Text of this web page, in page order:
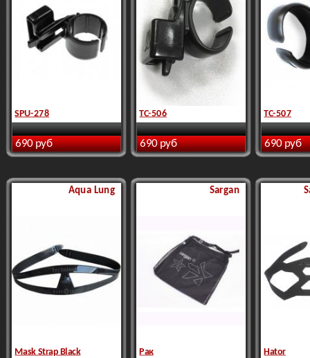
SPU-278
690 руб
TC-506
690 руб
TC-507
690 руб
Aqua Lung
Mask Strap Black
Sargan
Рак Hator